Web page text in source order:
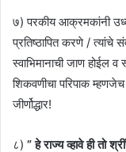
७) परकीय आक्रमकांनी
प्रतिष्ठापित करणे /
स्वाभिमानाची जाण होईल
शिकवणीचा परिपाक
जीर्णोद्धार!
८) ” हे राज्य व्हावे ही तो